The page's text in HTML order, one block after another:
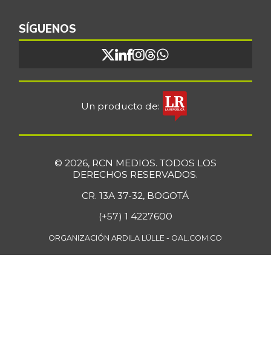
SÍGUENOS
Un producto de:
© 2026, RCN MEDIOS. TODOS LOS
DERECHOS RESERVADOS.
CR. 13A 37-32, BOGOTÁ
(+57) 1 4227600
ORGANIZACIÓN ARDILA LÜLLE - OAL.COM.CO